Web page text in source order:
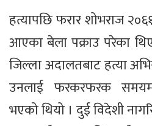
हत्यापछि फरार शोभराज
आएका बेला पक्राउ परेका
जिल्ला अदालतबाट हत्या
उनलाई फरकरफरक
भएको थियो । दुई विदेशी